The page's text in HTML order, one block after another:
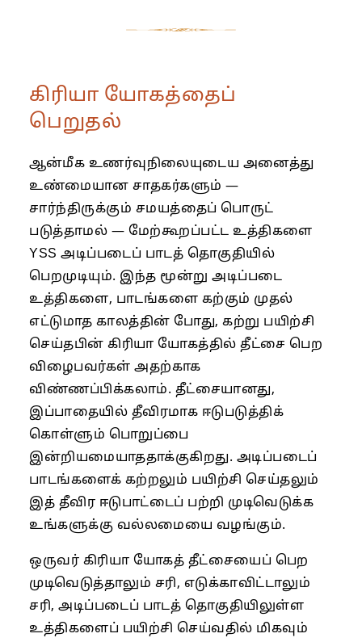
கிரியா யோகத்தைப்
பெறுதல்
ஆன்மீக உணர்வுநிலையுடைய அனைத்து
உண்மையான சாதகர்களும் —
சார்ந்திருக்கும் சமயத்தைப் பொருட்
படுத்தாமல் — மேற்கூறப்பட்ட உத்திகளை
YSS அடிப்படைப் பாடத் தொகுதியில்
பெறமுடியும். இந்த மூன்று அடிப்படை
உத்திகளை, பாடங்களை கற்கும் முதல்
எட்டுமாத காலத்தின் போது, கற்று பயிற்சி
செய்தபின் கிரியா யோகத்தில் தீட்சை பெற
விழைபவர்கள் அதற்காக
விண்ணப்பிக்கலாம். தீட்சையானது,
இப்பாதையில் தீவிரமாக ஈடுபடுத்திக்
கொள்ளும் பொறுப்பை
இன்றியமையாததாக்குகிறது. அடிப்படைப்
பாடங்களைக் கற்றலும் பயிற்சி செய்தலும்
இத் தீவிர ஈடுபாட்டைப் பற்றி முடிவெடுக்க
உங்களுக்கு வல்லமையை வழங்கும்.
ஒருவர் கிரியா யோகத் தீட்சையைப் பெற
முடிவெடுத்தாலும் சரி, எடுக்காவிட்டாலும்
சரி, அடிப்படைப் பாடத் தொகுதியிலுள்ள
உத்திகளைப் பயிற்சி செய்வதில் மிகவும்